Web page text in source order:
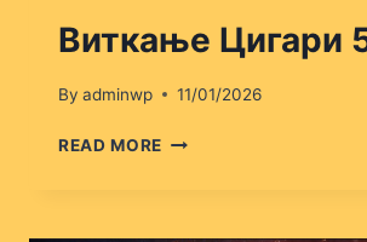
Виткање Цигари
By adminwp 11/01/2026
READ MORE ВИТКАЊЕ